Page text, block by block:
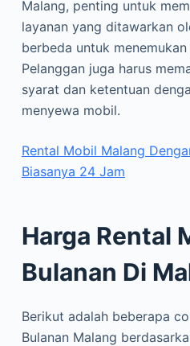
Malang, penting untuk
layanan yang ditawarkan
berbeda untuk
Pelanggan juga harus
syarat dan ketentuan
menyewa mobil.
Rental Mobil Malang
Biasanya 24 Jam
Harga Rental
Bulanan Di
Berikut adalah beberapa
Bulanan Malang